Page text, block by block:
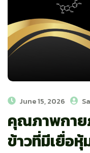
June 15, 2026
คุณภาพกาย
ข้าวที่มีเยื่อ